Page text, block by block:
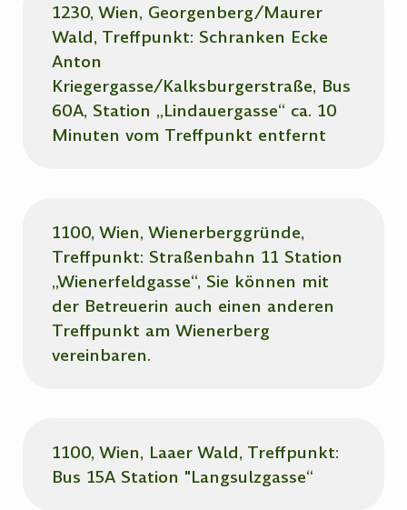
1230, Wien, Georgenberg/Maurer
Wald, Treffpunkt: Schranken Ecke
Anton
Kriegergasse/Kalksburgerstraße, Bus
60A, Station „Lindauergasse“ ca. 10
Minuten vom Treffpunkt entfernt
1100, Wien, Wienerberggründe,
Treffpunkt: Straßenbahn 11 Station
„Wienerfeldgasse“, Sie können mit
der Betreuerin auch einen anderen
Treffpunkt am Wienerberg
vereinbaren.
1100, Wien, Laaer Wald, Treffpunkt:
Bus 15A Station "Langsulzgasse“